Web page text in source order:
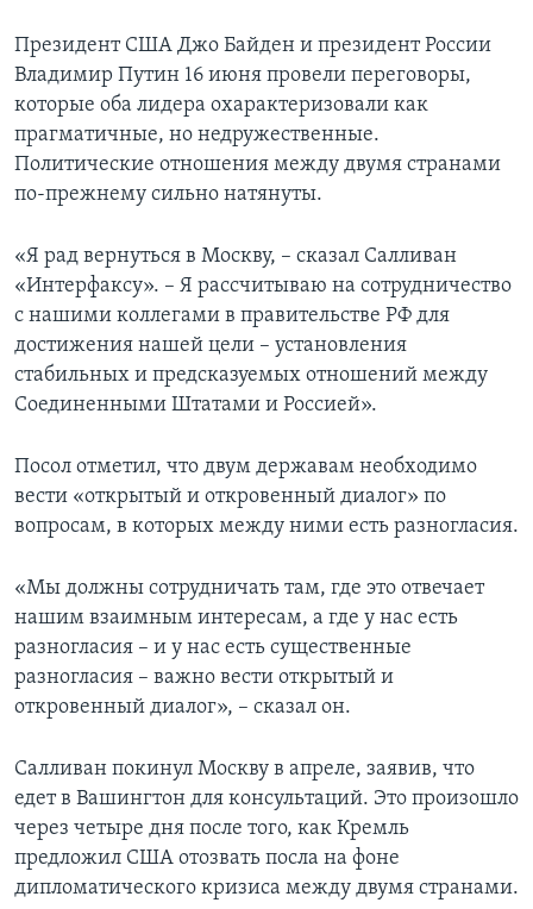
Президент США Джо Байден и президент России
Владимир Путин 16 июня провели переговоры,
которые оба лидера охарактеризовали как
прагматичные, но недружественные.
Политические отношения между двумя странами
по-прежнему сильно натянуты.
«Я рад вернуться в Москву, – сказал Салливан
«Интерфаксу». – Я рассчитываю на сотрудничество
с нашими коллегами в правительстве РФ для
достижения нашей цели – установления
стабильных и предсказуемых отношений между
Соединенными Штатами и Россией».
Посол отметил, что двум державам необходимо
вести «открытый и откровенный диалог» по
вопросам, в которых между ними есть разногласия.
«Мы должны сотрудничать там, где это отвечает
нашим взаимным интересам, а где у нас есть
разногласия – и у нас есть существенные
разногласия – важно вести открытый и
откровенный диалог», – сказал он.
Салливан покинул Москву в апреле, заявив, что
едет в Вашингтон для консультаций. Это произошло
через четыре дня после того, как Кремль
предложил США отозвать посла на фоне
дипломатического кризиса между двумя странами.